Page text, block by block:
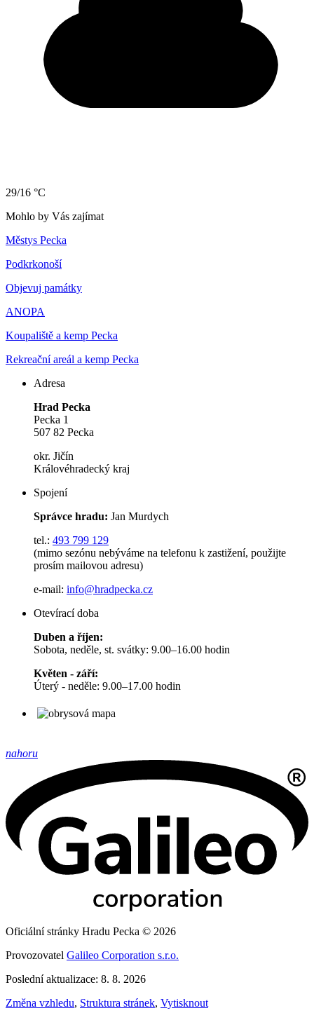
29/16 °C
Mohlo by Vás zajímat
Městys Pecka
Podkrkonoší
Objevuj památky
ANOPA
Koupaliště a kemp Pecka
Rekreační areál a kemp Pecka
Adresa
Hrad Pecka
Pecka 1
507 82 Pecka
okr. Jičín
Královéhradecký kraj
Spojení
Správce hradu: Jan Murdych
tel.: 493 799 129
(mimo sezónu nebýváme na telefonu k zastižení, použijte
prosím mailovou adresu)
e-mail: info@hradpecka.cz
Otevírací doba
Duben a říjen:
Sobota, neděle, st. svátky: 9.00–16.00 hodin
Květen - září:
Úterý - neděle: 9.00–17.00 hodin
nahoru
Oficiální stránky Hradu Pecka © 2026
Provozovatel Galileo Corporation s.r.o.
Poslední aktualizace: 8. 8. 2026
Změna vzhledu, Struktura stránek, Vytisknout